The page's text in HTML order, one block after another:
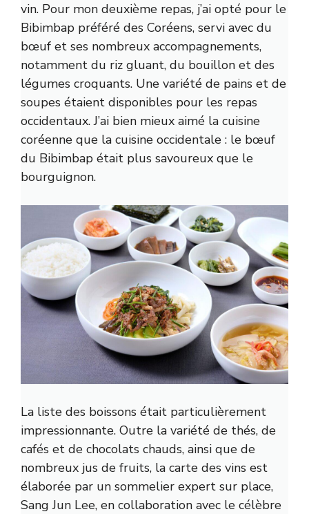
vin. Pour mon deuxième repas, j’ai opté pour le
Bibimbap préféré des Coréens, servi avec du
bœuf et ses nombreux accompagnements,
notamment du riz gluant, du bouillon et des
légumes croquants. Une variété de pains et de
soupes étaient disponibles pour les repas
occidentaux. J’ai bien mieux aimé la cuisine
coréenne que la cuisine occidentale : le bœuf
du Bibimbap était plus savoureux que le
bourguignon.
La liste des boissons était particulièrement
impressionnante. Outre la variété de thés, de
cafés et de chocolats chauds, ainsi que de
nombreux jus de fruits, la carte des vins est
élaborée par un sommelier expert sur place,
Sang Jun Lee, en collaboration avec le célèbre